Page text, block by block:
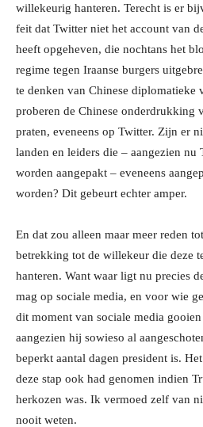
willekeurig hanteren. Terecht is er
feit dat Twitter niet het account van
heeft opgeheven, die nochtans het
regime tegen Iraanse burgers
te denken van Chinese diplomatieke
proberen de Chinese onderdrukking
praten, eveneens op Twitter. Zijn er
landen en leiders die – aangezien nu
worden aangepakt – eveneens
worden? Dit gebeurt echter amper.
En dat zou alleen maar meer reden
betrekking tot de willekeur die deze
hanteren. Want waar ligt nu precies
mag op sociale media, en voor wie
dit moment van sociale media
aangezien hij sowieso al
beperkt aantal dagen president is.
deze stap ook had genomen indien
herkozen was. Ik vermoed zelf van
nooit weten.